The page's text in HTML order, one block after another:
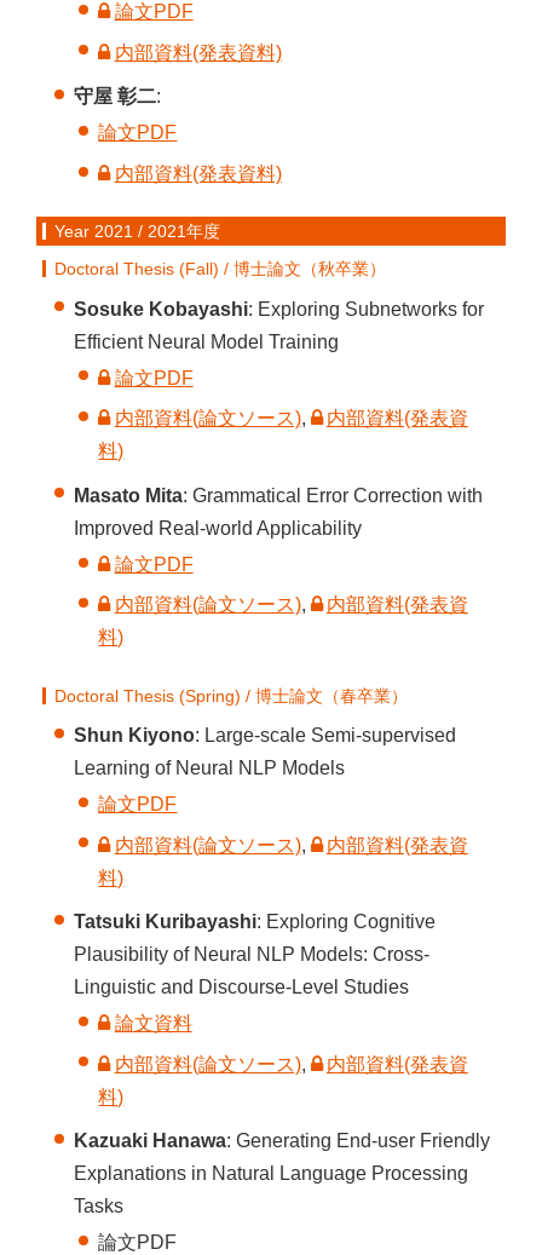
論文PDF
内部資料(発表資料)
守屋 彰二:
論文PDF
内部資料(発表資料)
Year 2021 / 2021年度
Doctoral Thesis (Fall) / 博士論文（秋卒業）
Sosuke Kobayashi: Exploring Subnetworks for
Efficient Neural Model Training
論文PDF
内部資料(論文ソース),
内部資料(発表資
料)
Masato Mita: Grammatical Error Correction with
Improved Real-world Applicability
論文PDF
内部資料(論文ソース),
内部資料(発表資
料)
Doctoral Thesis (Spring) / 博士論文（春卒業）
Shun Kiyono: Large-scale Semi-supervised
Learning of Neural NLP Models
論文PDF
内部資料(論文ソース),
内部資料(発表資
料)
Tatsuki Kuribayashi: Exploring Cognitive
Plausibility of Neural NLP Models: Cross-
Linguistic and Discourse-Level Studies
論文資料
内部資料(論文ソース),
内部資料(発表資
料)
Kazuaki Hanawa: Generating End-user Friendly
Explanations in Natural Language Processing
Tasks
論文PDF